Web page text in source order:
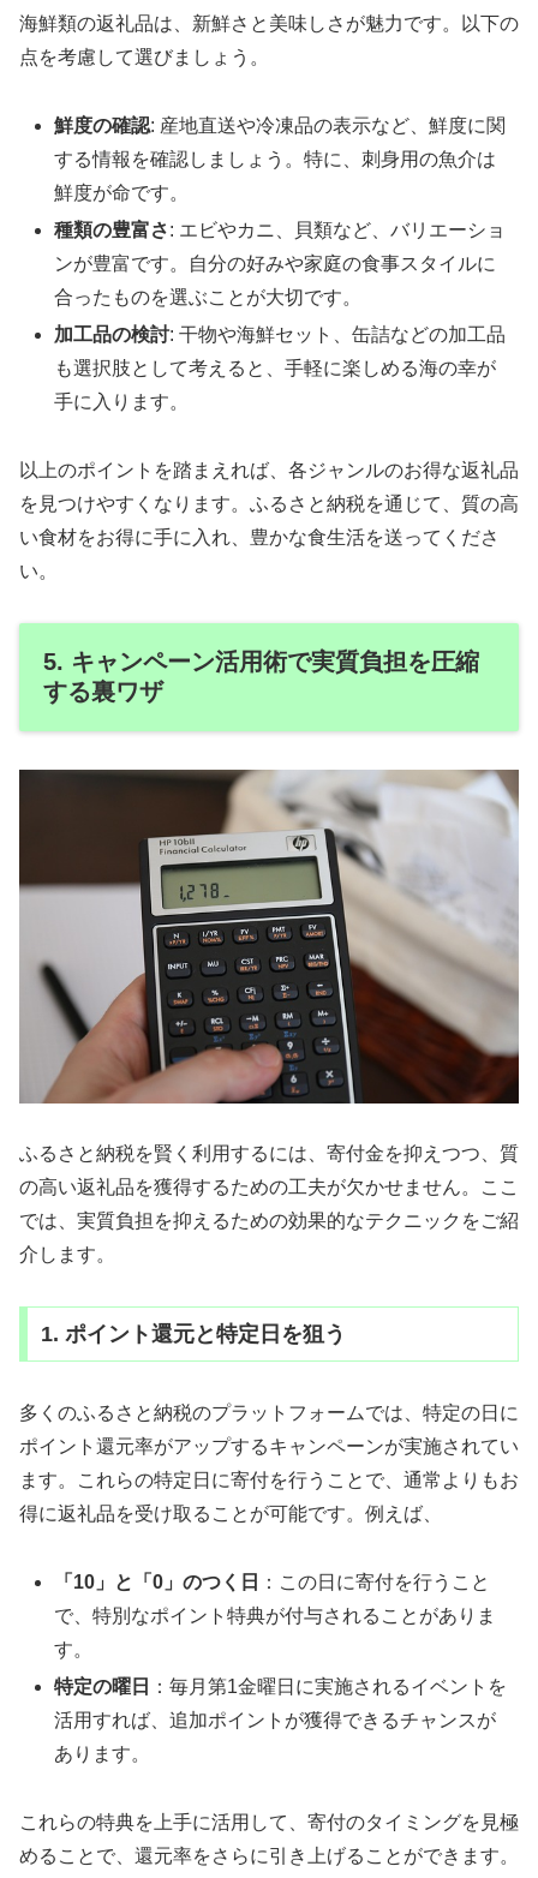
海鮮類の返礼品は、新鮮さと美味しさが魅力です。以下の
点を考慮して選びましょう。
鮮度の確認: 産地直送や冷凍品の表示など、鮮度に関
する情報を確認しましょう。特に、刺身用の魚介は
鮮度が命です。
種類の豊富さ: エビやカニ、貝類など、バリエーショ
ンが豊富です。自分の好みや家庭の食事スタイルに
合ったものを選ぶことが大切です。
加工品の検討: 干物や海鮮セット、缶詰などの加工品
も選択肢として考えると、手軽に楽しめる海の幸が
手に入ります。
以上のポイントを踏まえれば、各ジャンルのお得な返礼品
を見つけやすくなります。ふるさと納税を通じて、質の高
い食材をお得に手に入れ、豊かな食生活を送ってくださ
い。
5. キャンペーン活用術で実質負担を圧縮
する裏ワザ
ふるさと納税を賢く利用するには、寄付金を抑えつつ、質
の高い返礼品を獲得するための工夫が欠かせません。ここ
では、実質負担を抑えるための効果的なテクニックをご紹
介します。
1. ポイント還元と特定日を狙う
多くのふるさと納税のプラットフォームでは、特定の日に
ポイント還元率がアップするキャンペーンが実施されてい
ます。これらの特定日に寄付を行うことで、通常よりもお
得に返礼品を受け取ることが可能です。例えば、
「10」と「0」のつく日
：この日に寄付を行うこと
で、特別なポイント特典が付与されることがありま
す。
特定の曜日
：毎月第1金曜日に実施されるイベントを
活用すれば、追加ポイントが獲得できるチャンスが
あります。
これらの特典を上手に活用して、寄付のタイミングを見極
めることで、還元率をさらに引き上げることができます。